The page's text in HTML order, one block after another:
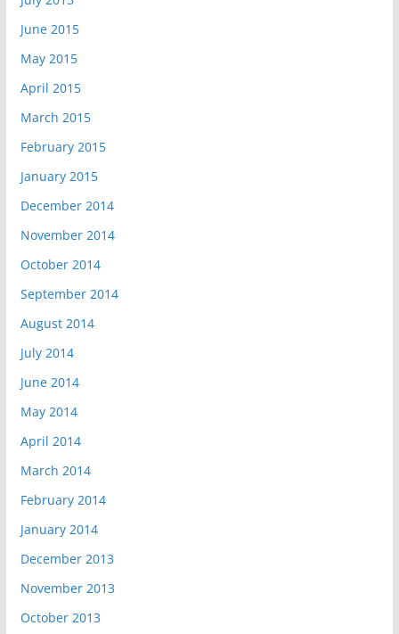
June 2015
May 2015
April 2015
March 2015
February 2015
January 2015
December 2014
November 2014
October 2014
September 2014
August 2014
July 2014
June 2014
May 2014
April 2014
March 2014
February 2014
January 2014
December 2013
November 2013
October 2013